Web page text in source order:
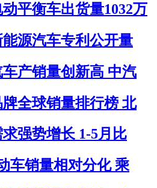
平衡车出货量1032万
能源汽车专利公开量
产销量创新高 中汽
牌全球销量排行榜 北
强势增长 1-5月比
车销量相对分化 乘